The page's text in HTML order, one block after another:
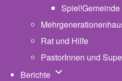
Spiel!Gemeinde
Rat und Hilfe
PastorInnen und
Berichte Unternavigation